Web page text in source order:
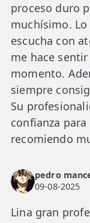
proceso duro
muchísimo.
escucha con
me hace
momento.
siempre
Su
confianza
recomiendo
pedro
09-08-2025
Lina gran